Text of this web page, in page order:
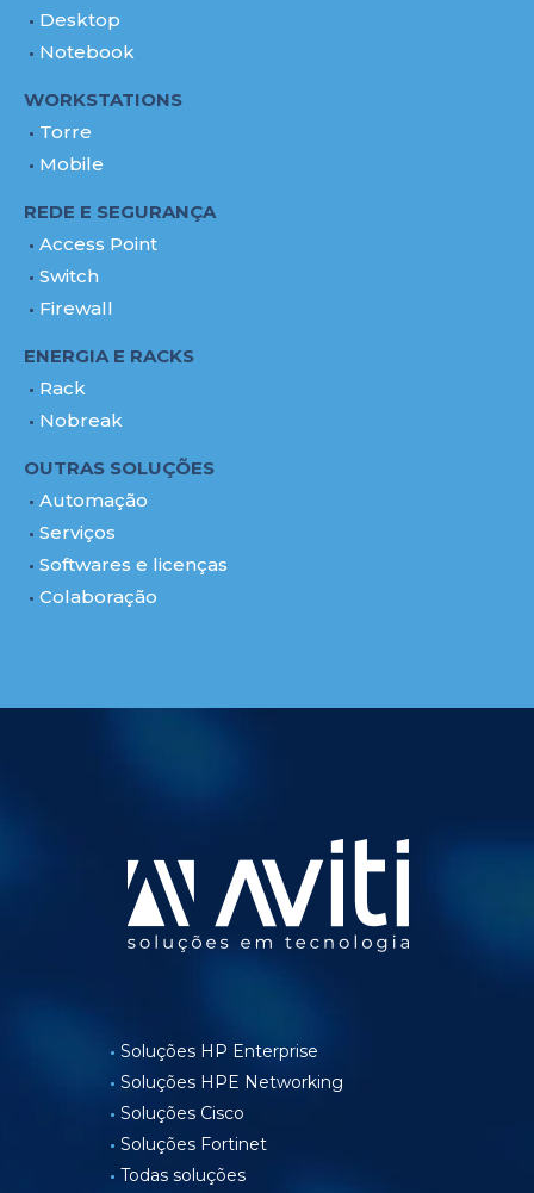
Desktop
Notebook
WORKSTATIONS
Torre
Mobile
REDE E SEGURANÇA
Access Point
Switch
Firewall
ENERGIA E RACKS
Rack
Nobreak
OUTRAS SOLUÇÕES
Automação
Serviços
Softwares e licenças
Colaboração
Soluções HP Enterprise
Soluções HPE Networking
Soluções Cisco
Soluções Fortinet
Todas soluções